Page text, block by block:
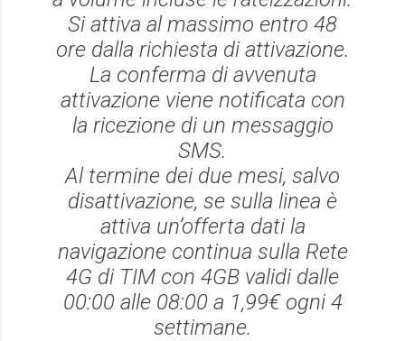
Si attiva al massimo entro 48
ore dalla richiesta di attivazione.
La conferma di avvenuta
attivazione viene notificata con
la ricezione di un messaggio
SMS.
Al termine dei due mesi, salvo
disattivazione, se sulla linea è
attiva un’offerta dati la
navigazione continua sulla Rete
4G di TIM con 4GB validi dalle
00:00 alle 08:00 a 1,99€ ogni 4
settimane.